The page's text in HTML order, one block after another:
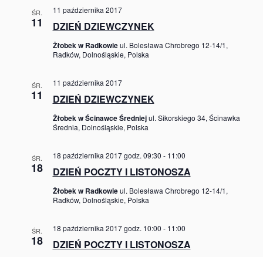
ŚR.
11 DZIEŃ DZIEWCZYNEK
11 października 2017
Żłobek w Radkowieul. Bolesława Chrobrego 12-14/1,
Radków, Dolnośląskie, Polska
ŚR.
11 DZIEŃ DZIEWCZYNEK
11 października 2017
Żłobek w Ścinawce Średniejul. Sikorskiego 34, Ścinawka
Średnia, Dolnośląskie, Polska
ŚR.
18 DZIEŃ POCZTY I LISTONOSZA
18 października 2017 godz. 09:30 - 11:00
Żłobek w Radkowieul. Bolesława Chrobrego 12-14/1,
Radków, Dolnośląskie, Polska
ŚR.
18 DZIEŃ POCZTY I LISTONOSZA
18 października 2017 godz. 10:00 - 11:00